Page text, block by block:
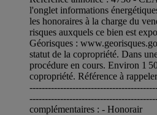
l'onglet informations
les honoraires à la charge du
risques auxquels ce bien est
Géorisques :
statut de la copropriété. Dans
procédure en cours. Environ 1
copropriété. Référence à
complémentaires : - Honorair